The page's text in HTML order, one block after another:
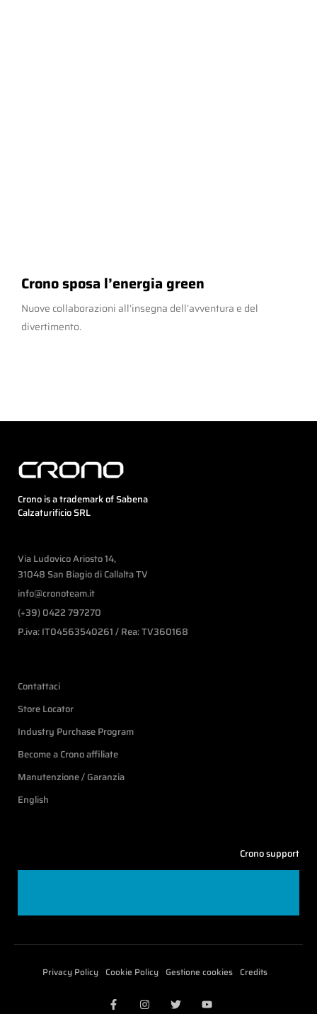
Crono sposa l’energia green
Nuove collaborazioni all’insegna dell’avventura e del
divertimento.
Crono is a trademark of Sabena
Calzaturificio SRL
Via Ludovico Ariosto 14,
31048 San Biagio di Callalta TV
info@cronoteam.it
(+39) 0422 797270
P.iva: IT04563540261 / Rea: TV360168
Contattaci
Store Locator
Industry Purchase Program
Become a Crono affiliate
Manutenzione / Garanzia
English
Crono support
Privacy Policy Cookie Policy Gestione cookies Credits